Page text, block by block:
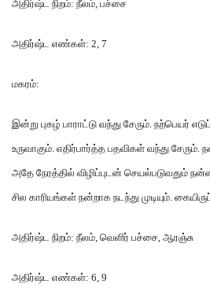
அதிர்ஷ்ட நிறம்: நீலம், பச்சை
அதிர்ஷ்ட எண்கள்: 2, 7
மகரம்:
இன்று புகழ் பாராட்டு வந்து சேரும். நற்பெயர்
உருவாகும். எதிர்பார்த்த பதவிகள் வந்து சேரும்.
அதே நேரத்தில் விழிப்புடன் செயல்படுவதும்
சில காரியங்கள் நன்றாக நடந்து முடியும்.
அதிர்ஷ்ட நிறம்: நீலம், வெளிர் பச்சை, ஆரஞ்சு
அதிர்ஷ்ட எண்கள்: 6, 9